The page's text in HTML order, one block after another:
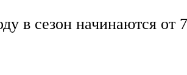
в сезон начинаются от